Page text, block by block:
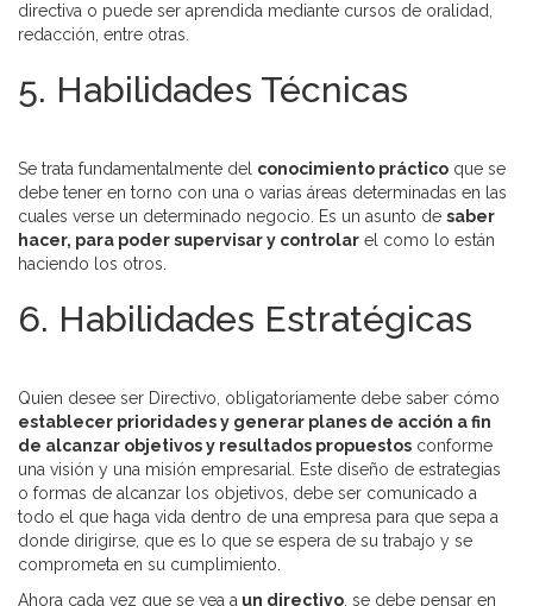
directiva o puede ser aprendida mediante cursos de oralidad,
redacción, entre otras.
5. Habilidades Técnicas
Se trata fundamentalmente del conocimiento práctico que se
debe tener en torno con una o varias áreas determinadas en las
cuales verse un determinado negocio. Es un asunto de saber
hacer, para poder supervisar y controlar el como lo están
haciendo los otros.
6. Habilidades Estratégicas
Quien desee ser Directivo, obligatoriamente debe saber cómo
establecer prioridades y generar planes de acción a fin
de alcanzar objetivos y resultados propuestos conforme
una visión y una misión empresarial. Este diseño de estrategias
o formas de alcanzar los objetivos, debe ser comunicado a
todo el que haga vida dentro de una empresa para que sepa a
donde dirigirse, que es lo que se espera de su trabajo y se
comprometa en su cumplimiento.
Ahora cada vez que se vea a un directivo , se debe pensar en